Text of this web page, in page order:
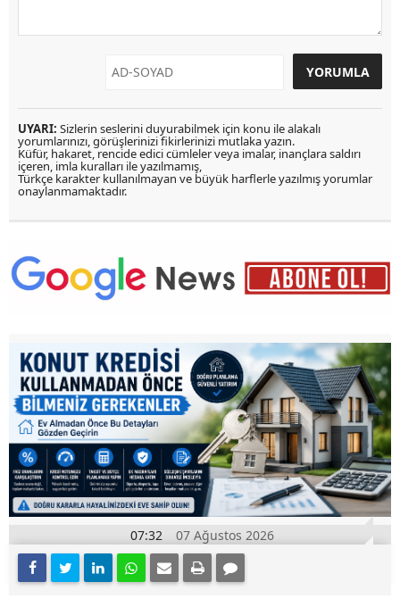
UYARI: Sizlerin seslerini duyurabilmek için konu ile alakalı
yorumlarınızı, görüşlerinizi fikirlerinizi mutlaka yazın.
Küfür, hakaret, rencide edici cümleler veya imalar, inançlara saldırı
içeren, imla kuralları ile yazılmamış,
Türkçe karakter kullanılmayan ve büyük harflerle yazılmış yorumlar
onaylanmamaktadır.
07:32 07 Ağustos 2026